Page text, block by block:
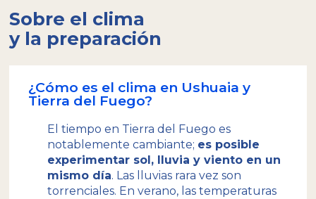
Sobre el clima
y la preparación
¿Cómo es el clima en Ushuaia y
Tierra del Fuego?
El tiempo en Tierra del Fuego es
notablemente cambiante; es posible
experimentar sol, lluvia y viento en un
mismo día. Las lluvias rara vez son
torrenciales. En verano, las temperaturas